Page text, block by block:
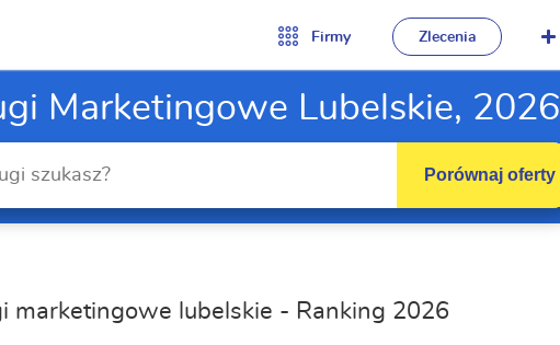
Firmy Zlecenia
Marketingowe Lubelskie, 2026
Porównaj oferty
marketingowe lubelskie - Ranking 2026